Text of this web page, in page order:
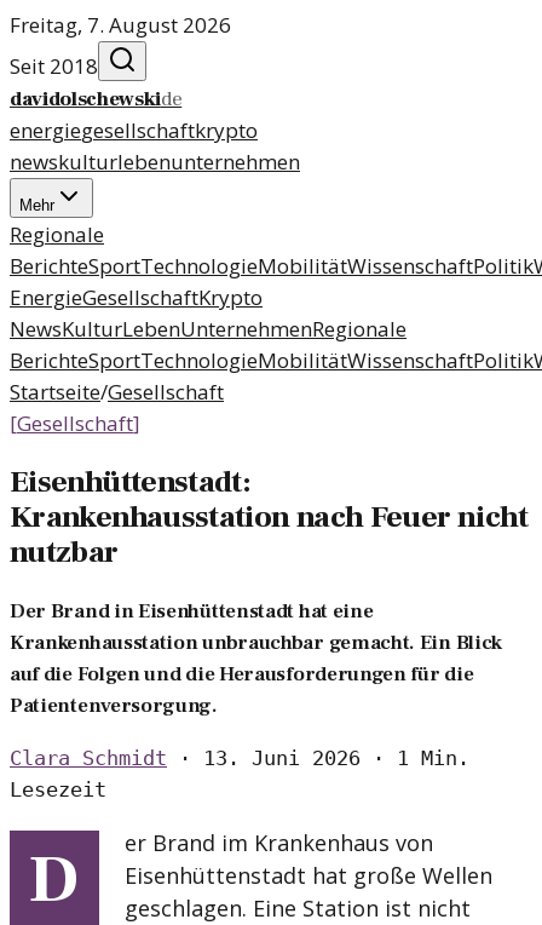
Freitag, 7. August 2026
Seit 2018
davidolschewskide
energiegesellschaftkrypto
newskulturlebenunternehmen
Mehr
Regionale
BerichteSportTechnologieMobilitätWissenschaftPolitik
EnergieGesellschaftKrypto
NewsKulturLebenUnternehmenRegionale
BerichteSportTechnologieMobilitätWissenschaftPolitik
Startseite/Gesellschaft
[Gesellschaft]
Eisenhüttenstadt:
Krankenhausstation nach Feuer nicht
nutzbar
Der Brand in Eisenhüttenstadt hat eine
Krankenhausstation unbrauchbar gemacht. Ein Blick
auf die Folgen und die Herausforderungen für die
Patientenversorgung.
Clara Schmidt · 13. Juni 2026 · 1 Min.
Lesezeit
D
er Brand im Krankenhaus von
Eisenhüttenstadt hat große Wellen
geschlagen. Eine Station ist nicht